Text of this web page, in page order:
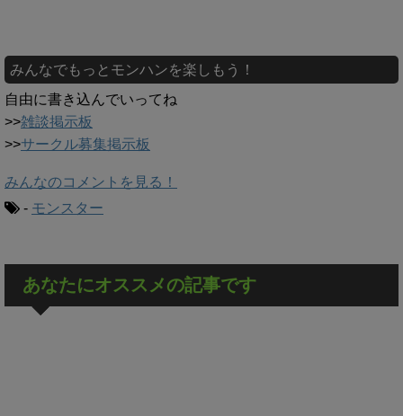
みんなでもっとモンハンを楽しもう！
自由に書き込んでいってね
>>雑談掲示板
>>サークル募集掲示板
みんなのコメントを見る！
- モンスター
あなたにオススメの記事です